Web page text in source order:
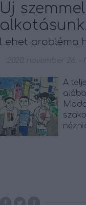
Új
Lehet probléma
2020. november 26.
A